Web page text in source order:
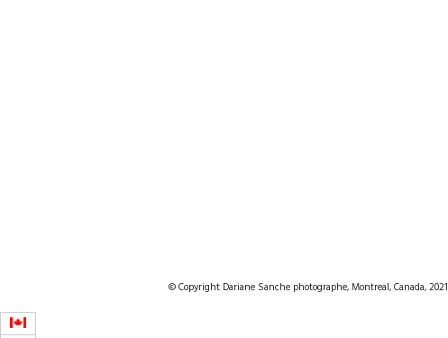
© Copyright Dariane Sanche photographe, Montreal, Canada, 2021